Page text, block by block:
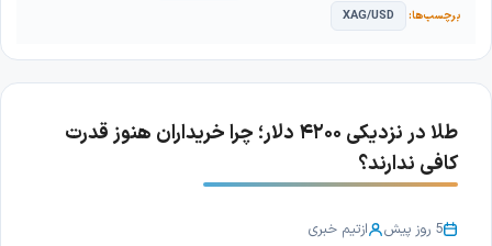
XAG/USD
طلا در نزدیکی ۴۲۰۰ دلار؛ چرا خریداران هنوز قدرت
کافی ندارند؟
5 روز پیش ازتیم خبری